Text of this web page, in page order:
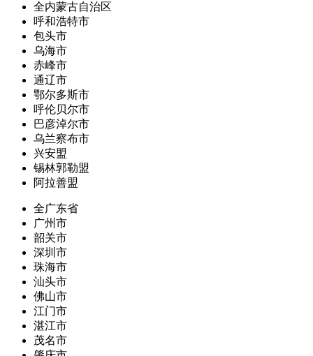
全内蒙古自治区
呼和浩特市
包头市
乌海市
赤峰市
通辽市
鄂尔多斯市
呼伦贝尔市
巴彦淖尔市
乌兰察布市
兴安盟
锡林郭勒盟
阿拉善盟
全广东省
广州市
韶关市
深圳市
珠海市
汕头市
佛山市
江门市
湛江市
茂名市